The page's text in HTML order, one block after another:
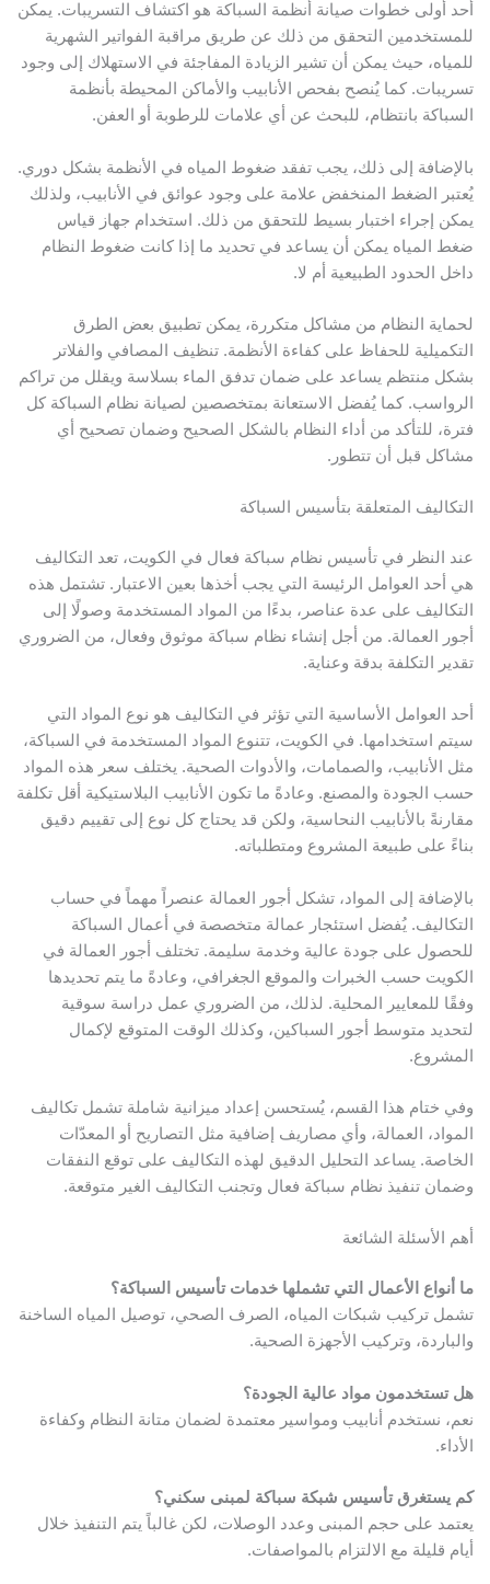
أحد أولى خطوات صيانة أنظمة السباكة هو اكتشاف التسريبات. يمكن
للمستخدمين التحقق من ذلك عن طريق مراقبة الفواتير الشهرية
للمياه، حيث يمكن أن تشير الزيادة المفاجئة في الاستهلاك إلى وجود
تسريبات. كما يُنصح بفحص الأنابيب والأماكن المحيطة بأنظمة
السباكة بانتظام، للبحث عن أي علامات للرطوبة أو العفن.
بالإضافة إلى ذلك، يجب تفقد ضغوط المياه في الأنظمة بشكل دوري.
يُعتبر الضغط المنخفض علامة على وجود عوائق في الأنابيب، ولذلك
يمكن إجراء اختبار بسيط للتحقق من ذلك. استخدام جهاز قياس
ضغط المياه يمكن أن يساعد في تحديد ما إذا كانت ضغوط النظام
داخل الحدود الطبيعية أم لا.
لحماية النظام من مشاكل متكررة، يمكن تطبيق بعض الطرق
التكميلية للحفاظ على كفاءة الأنظمة. تنظيف المصافي والفلاتر
بشكل منتظم يساعد على ضمان تدفق الماء بسلاسة ويقلل من تراكم
الرواسب. كما يُفضل الاستعانة بمتخصصين لصيانة نظام السباكة كل
فترة، للتأكد من أداء النظام بالشكل الصحيح وضمان تصحيح أي
مشاكل قبل أن تتطور.
التكاليف المتعلقة بتأسيس السباكة
عند النظر في تأسيس نظام سباكة فعال في الكويت، تعد التكاليف
هي أحد العوامل الرئيسة التي يجب أخذها بعين الاعتبار. تشتمل هذه
التكاليف على عدة عناصر، بدءًا من المواد المستخدمة وصولًا إلى
أجور العمالة. من أجل إنشاء نظام سباكة موثوق وفعال، من الضروري
تقدير التكلفة بدقة وعناية.
أحد العوامل الأساسية التي تؤثر في التكاليف هو نوع المواد التي
سيتم استخدامها. في الكويت، تتنوع المواد المستخدمة في السباكة،
مثل الأنابيب، والصمامات، والأدوات الصحية. يختلف سعر هذه المواد
حسب الجودة والمصنع. وعادةً ما تكون الأنابيب البلاستيكية أقل تكلفة
مقارنةً بالأنابيب النحاسية، ولكن قد يحتاج كل نوع إلى تقييم دقيق
بناءً على طبيعة المشروع ومتطلباته.
بالإضافة إلى المواد، تشكل أجور العمالة عنصراً مهماً في حساب
التكاليف. يُفضل استئجار عمالة متخصصة في أعمال السباكة
للحصول على جودة عالية وخدمة سليمة. تختلف أجور العمالة في
الكويت حسب الخبرات والموقع الجغرافي، وعادةً ما يتم تحديدها
وفقًا للمعايير المحلية. لذلك، من الضروري عمل دراسة سوقية
لتحديد متوسط أجور السباكين، وكذلك الوقت المتوقع لإكمال
المشروع.
وفي ختام هذا القسم، يُستحسن إعداد ميزانية شاملة تشمل تكاليف
المواد، العمالة، وأي مصاريف إضافية مثل التصاريح أو المعدّات
الخاصة. يساعد التحليل الدقيق لهذه التكاليف على توقع النفقات
وضمان تنفيذ نظام سباكة فعال وتجنب التكاليف الغير متوقعة.
أهم الأسئلة الشائعة
ما أنواع الأعمال التي تشملها خدمات تأسيس السباكة؟
تشمل تركيب شبكات المياه، الصرف الصحي، توصيل المياه الساخنة
والباردة، وتركيب الأجهزة الصحية.
هل تستخدمون مواد عالية الجودة؟
نعم، نستخدم أنابيب ومواسير معتمدة لضمان متانة النظام وكفاءة
الأداء.
كم يستغرق تأسيس شبكة سباكة لمبنى سكني؟
يعتمد على حجم المبنى وعدد الوصلات، لكن غالباً يتم التنفيذ خلال
أيام قليلة مع الالتزام بالمواصفات.